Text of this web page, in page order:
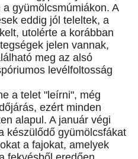
gyümölcsmúmiákon. A
eddig jól teleltek, a
utolérte a korábban
jelen vannak,
meg az alsó
levélfoltosság
a telet "leírni", még
ezért minden
alapul. A január végi
készülődő gyümölcsfákat
a fajokat, amelyek